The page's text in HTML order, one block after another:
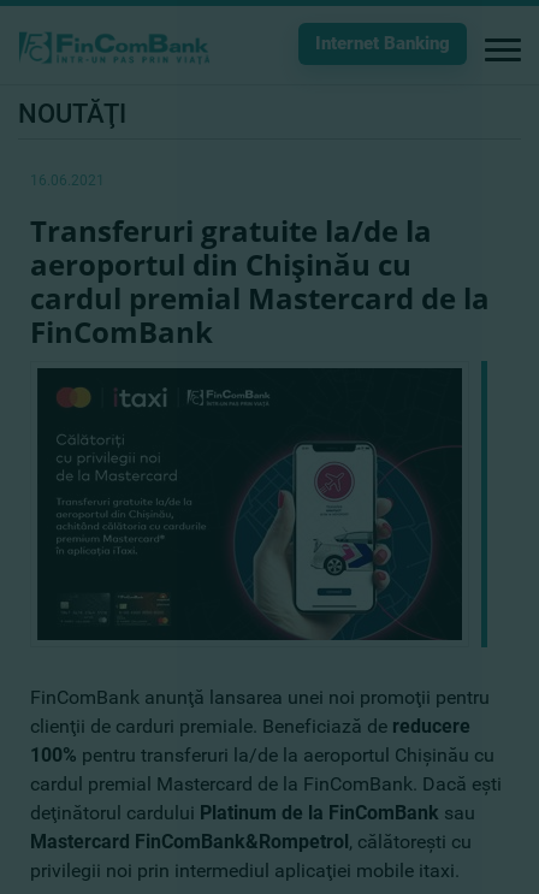
Internet Banking
NOUTĂŢI
16.06.2021
Transferuri gratuite la/de la
aeroportul din Chişinău cu
cardul premial Mastercard de la
FinComBank
FinComBank anunţă lansarea unei noi promoţii pentru
clienţii de carduri premiale. Beneficiază de reducere
100% pentru transferuri la/de la aeroportul Chişinău cu
cardul premial Mastercard de la FinComBank. Dacă eşti
deţinătorul cardului Platinum de la FinComBank sau
Mastercard FinComBank&Rompetrol, călătoreşti cu
privilegii noi prin intermediul aplicaţiei mobile itaxi.